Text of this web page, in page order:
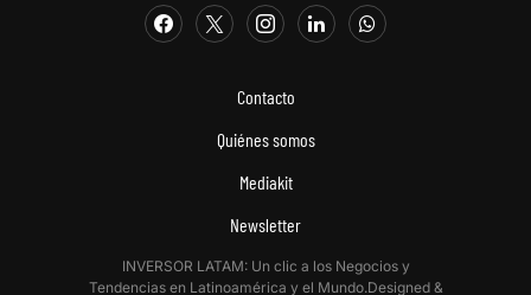
Contacto
Quiénes somos
Mediakit
Newsletter
INVERSOR LATAM: Un clic a los Negocios y
Tendencias en Latinoamérica y el Mundo.Designed &